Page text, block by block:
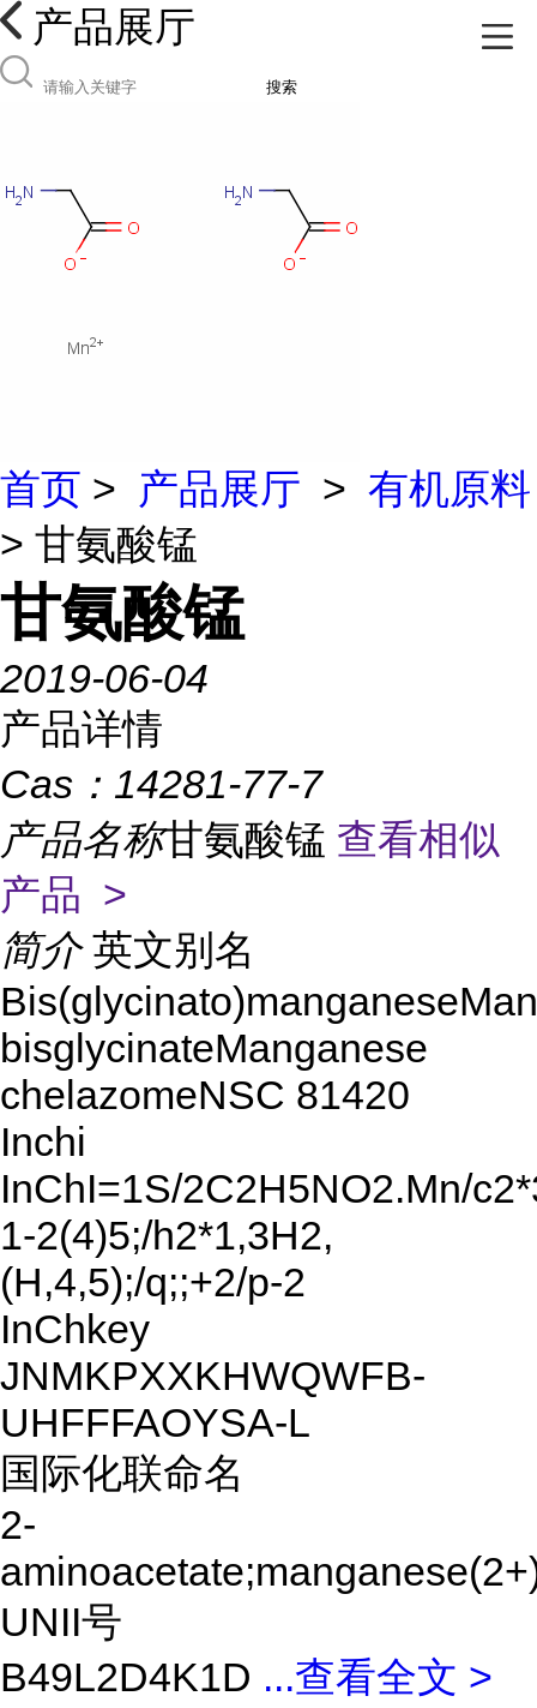
产品展厅
搜索
首页 > 产品展厅 > 有机原料
> 甘氨酸锰
甘氨酸锰
2019-06-04
产品详情
Cas： 14281-77-7
产品名称甘氨酸锰 查看相似
产品 >
简介 英文别名
bisglycinateManganese
chelazomeNSC 81420
Inchi
InChI=1S/2C2H5NO2.Mn/
1-2(4)5;/h2*1,3H2,
(H,4,5);/q;;+2/p-2
InChkey
JNMKPXXKHWQWFB-
UHFFFAOYSA-L
国际化联命名
2-
UNII号
B49L2D4K1D ...查看全文 >